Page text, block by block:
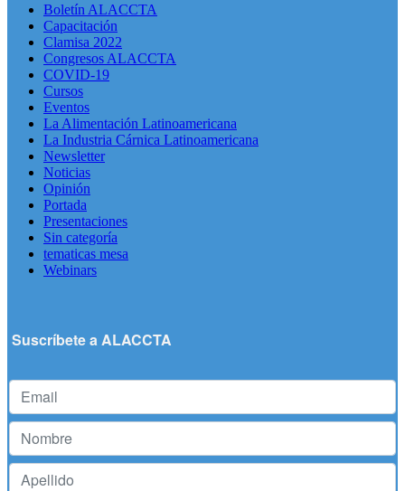
Boletín ALACCTA
Capacitación
Clamisa 2022
Congresos ALACCTA
COVID-19
Cursos
Eventos
La Alimentación Latinoamericana
La Industria Cárnica Latinoamericana
Newsletter
Noticias
Opinión
Portada
Presentaciones
Sin categoría
tematicas mesa
Webinars
Suscríbete a ALACCTA